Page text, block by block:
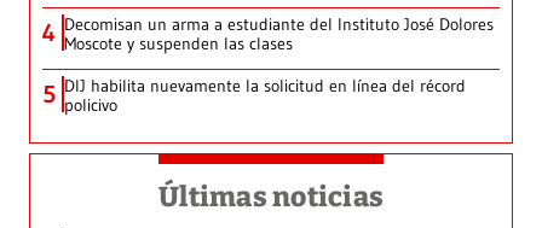
4 Decomisan un arma a estudiante del Instituto José Dolores
Moscote y suspenden las clases
5 DIJ habilita nuevamente la solicitud en línea del récord
policivo
Últimas noticias